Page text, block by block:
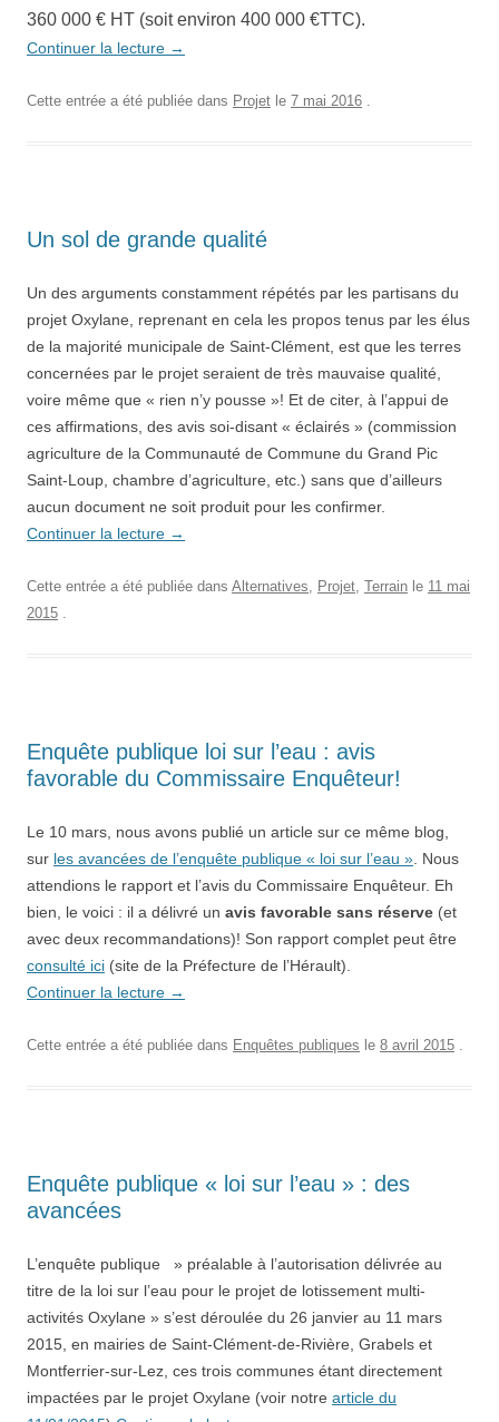
360 000 € HT (soit environ 400 000 €TTC).
Continuer la lecture →
Cette entrée a été publiée dans Projet le 7 mai 2016 .
Un sol de grande qualité
Un des arguments constamment répétés par les partisans du
projet Oxylane, reprenant en cela les propos tenus par les élus
de la majorité municipale de Saint-Clément, est que les terres
concernées par le projet seraient de très mauvaise qualité,
voire même que « rien n’y pousse »! Et de citer, à l’appui de
ces affirmations, des avis soi-disant « éclairés » (commission
agriculture de la Communauté de Commune du Grand Pic
Saint-Loup, chambre d’agriculture, etc.) sans que d’ailleurs
aucun document ne soit produit pour les confirmer.
Continuer la lecture →
Cette entrée a été publiée dans Alternatives, Projet, Terrain le 11 mai
2015 .
Enquête publique loi sur l’eau : avis
favorable du Commissaire Enquêteur!
Le 10 mars, nous avons publié un article sur ce même blog,
sur les avancées de l’enquête publique « loi sur l’eau » . Nous
attendions le rapport et l’avis du Commissaire Enquêteur. Eh
bien, le voici : il a délivré un avis favorable sans réserve (et
avec deux recommandations)! Son rapport complet peut être
consulté ici (site de la Préfecture de l’Hérault).
Continuer la lecture →
Cette entrée a été publiée dans Enquêtes publiques le 8 avril 2015 .
Enquête publique « loi sur l’eau » : des
avancées
L’enquête publique » préalable à l’autorisation délivrée au
titre de la loi sur l’eau pour le projet de lotissement multi-
activités Oxylane » s’est déroulée du 26 janvier au 11 mars
2015, en mairies de Saint-Clément-de-Rivière, Grabels et
Montferrier-sur-Lez, ces trois communes étant directement
impactées par le projet Oxylane (voir notre article du